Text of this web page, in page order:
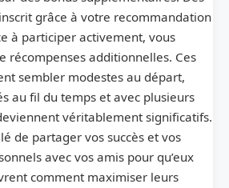
grâce à votre recommandation
à participer activement, vous
récompenses additionnelles. Ces
sembler modestes au départ,
au fil du temps et avec plusieurs
véritablement significatifs.
de partager vos succès et vos
avec vos amis pour qu’eux
comment maximiser leurs